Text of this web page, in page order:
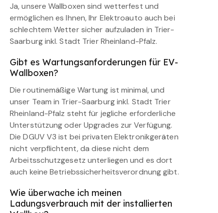
Ja, unsere Wallboxen sind wetterfest und
ermöglichen es Ihnen, Ihr Elektroauto auch bei
schlechtem Wetter sicher aufzuladen in Trier-
Saarburg inkl. Stadt Trier Rheinland-Pfalz.
Gibt es Wartungsanforderungen für EV-
Wallboxen?
Die routinemäßige Wartung ist minimal, und
unser Team in Trier-Saarburg inkl. Stadt Trier
Rheinland-Pfalz steht für jegliche erforderliche
Unterstützung oder Upgrades zur Verfügung.
Die DGUV V3 ist bei privaten Elektronikgeräten
nicht verpflichtent, da diese nicht dem
Arbeitsschutzgesetz unterliegen und es dort
auch keine Betriebssicherheitsverordnung gibt.
Wie überwache ich meinen
Ladungsverbrauch mit der installierten